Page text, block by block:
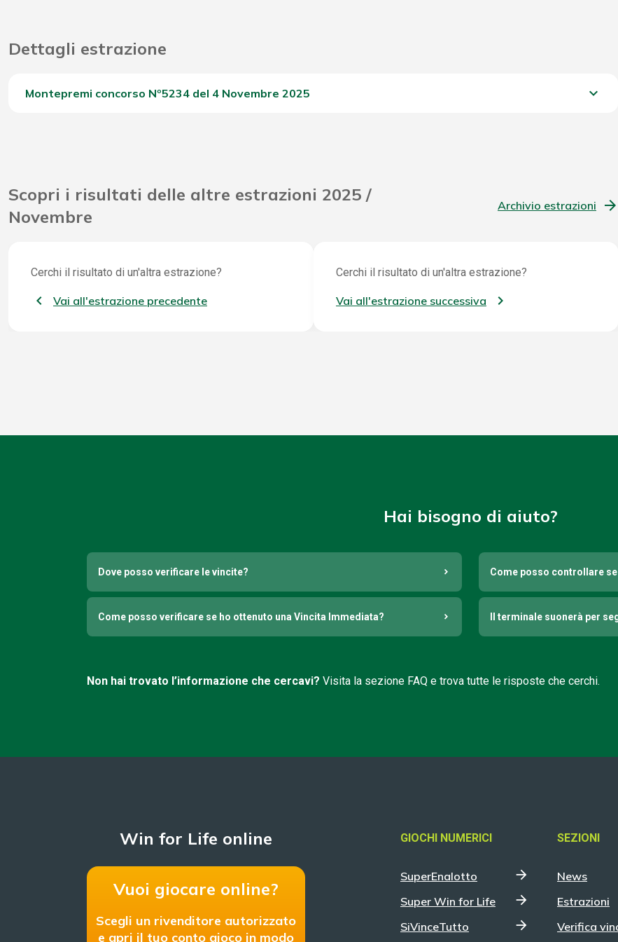
Dettagli estrazione
Montepremi concorso Nº5234 del 4 Novembre 2025 keyboard_arrow_down
Scopri i risultati delle altre estrazioni 2025 /
Novembre
Archivio estrazioni
Cerchi il risultato di un'altra estrazione?
Vai all'estrazione precedente
Cerchi il risultato di un'altra estrazione?
Vai all'estrazione successiva
Hai bisogno di aiuto?
Dove posso verificare le vincite? Come posso controllare
Come posso verificare se ho ottenuto una Vincita Immediata? Il terminale suonerà per
Non hai trovato l’informazione che cercavi? Visita la sezione FAQ e trova tutte le risposte che cerchi.
Win for Life online
Vuoi giocare online?
Scegli un rivenditore autorizzato
e apri il tuo conto gioco in modo
GIOCHI NUMERICI
SuperEnalotto
Super Win for Life
SiVinceTutto
SEZIONI
News
Estrazioni
Verifica